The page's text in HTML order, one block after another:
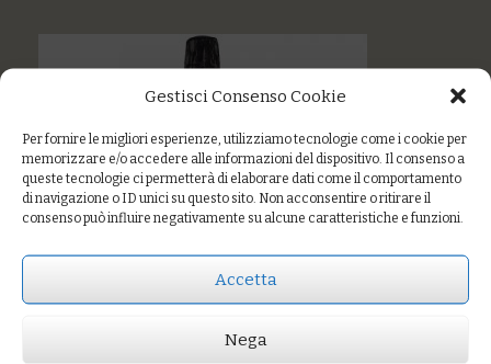
Gestisci Consenso Cookie
Per fornire le migliori esperienze, utilizziamo tecnologie come i cookie per
memorizzare e/o accedere alle informazioni del dispositivo. Il consenso a
queste tecnologie ci permetterà di elaborare dati come il comportamento
di navigazione o ID unici su questo sito. Non acconsentire o ritirare il
consenso può influire negativamente su alcune caratteristiche e funzioni.
Accetta
Nega